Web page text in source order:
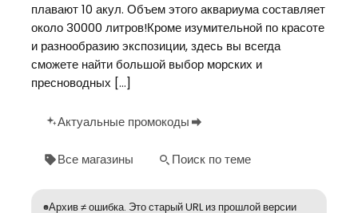
плавают 10 акул. Объем этого аквариума составляет
около 30000 литров!Кроме изумительной по красоте
и разнообразию экспозиции, здесь вы всегда
сможете найти большой выбор морских и
пресноводных […]
Актуальные промокоды
Все магазины Поиск по теме
Архив ≠ ошибка. Это старый URL из прошлой версии